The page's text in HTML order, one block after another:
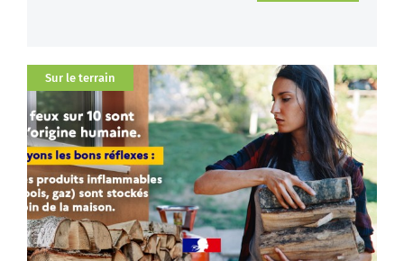
Catégorie
Sur le terrain